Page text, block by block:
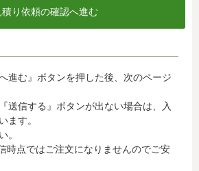
提供について
集した以下の個人情報等は、カード発
用検知・防止のために、お客様が利用
行会社へ提供させていただきます。(氏
アドレス、インターネット利用環境
いるカード発行会社が外国にある場
当該発行会社が所属する国に移転され
進む』ボタンを押した後、次のページ
送信する』ボタンが出ない場合は、入
ます。
。
時点ではご注文になりませんのでご安